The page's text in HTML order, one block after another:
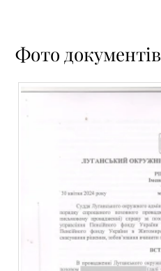
Фото документів